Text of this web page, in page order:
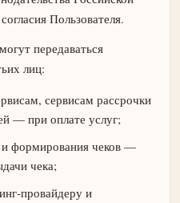
Пользователя.
передаваться
лиц:
сервисам рассрочки
— при оплате услуг;
и формирования чеков —
чека;
провайдеру и